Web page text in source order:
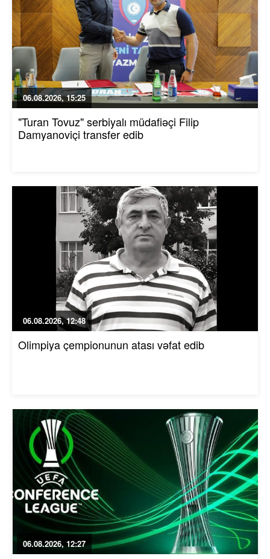
06.08.2026, 15:25
"Turan Tovuz" serbiyalı müdafiəçi Filip
Damyanoviçi transfer edib
06.08.2026, 12:48
Olimpiya çempionunun atası vəfat edib
06.08.2026, 12:27